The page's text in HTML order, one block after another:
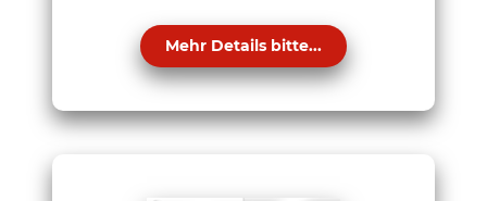
Mehr Details bitte...